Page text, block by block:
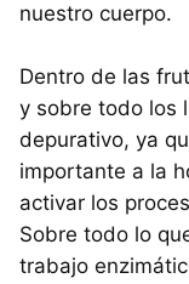
nuestro cuerpo.
Dentro de las
y sobre todo los
depurativo, ya
importante a la
activar los
Sobre todo lo
trabajo